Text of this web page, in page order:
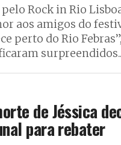
Rock in Rio
aos amigos do
perto do Rio Febras”,
de Jéssica
para rebater